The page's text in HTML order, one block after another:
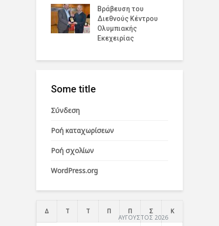
Βράβευση του
Διεθνούς Κέντρου
Ολυμπιακής
Εκεχειρίας
Some title
Σύνδεση
Ροή καταχωρίσεων
Ροή σχολίων
WordPress.org
ΑΥΓΟΥΣΤΟΣ 2026
Δ Τ Τ Π Π Σ Κ